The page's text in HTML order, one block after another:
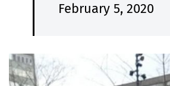
February 5, 2020